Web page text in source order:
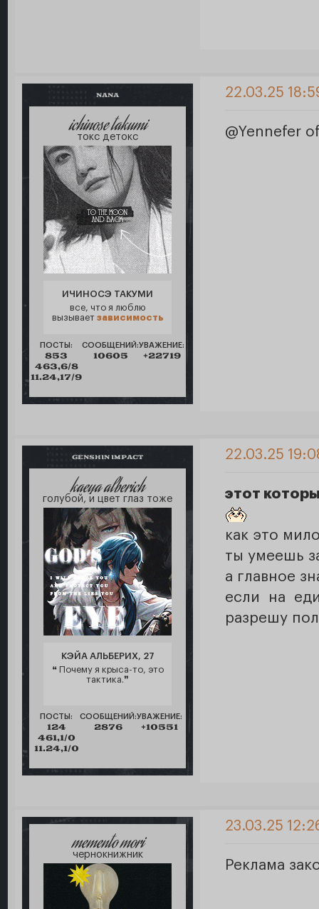
NANA
ichinose takumi
токс детокс
ИЧИНОСЭ ТАКУМИ
все, что я люблю
вызывает зависимость
ПОСТЫ:
853
463,6/8
11.24,17/9
СООБЩЕНИЙ:
10605
УВАЖЕНИЕ:
+22719
22.03.25
@Yennefer
GENSHIN IMPACT
kaeya alberich
голубой, и цвет глаз тоже
КЭЙА АЛЬБЕРИХ, 27
❝ Почему я крыса-то, это
тактика.❞
ПОСТЫ:
124
461,1/0
11.24,1/0
СООБЩЕНИЙ:
2876
УВАЖЕНИЕ:
+10551
22.03.25
этот
как это
ты умеешь
а главное
если на
разрешу
memento mori
чернокнижник
23.03.25
Реклама